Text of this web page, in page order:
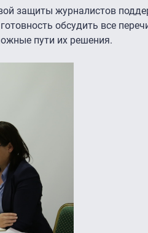
защиты журналистов
обсудить все
пути их решения.